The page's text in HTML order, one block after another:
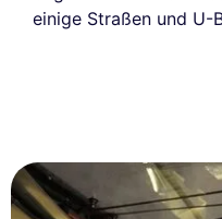
einige Straßen und U-